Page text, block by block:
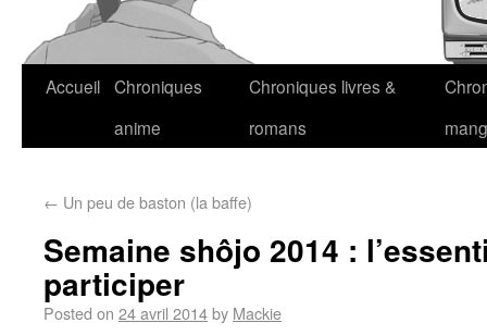
Accueil Chroniques
anime
Chroniques livres &
romans
← Un peu de baston (la baffe)
Semaine shôjo 2014 :
participer
Posted on 24 avril 2014by Mackie